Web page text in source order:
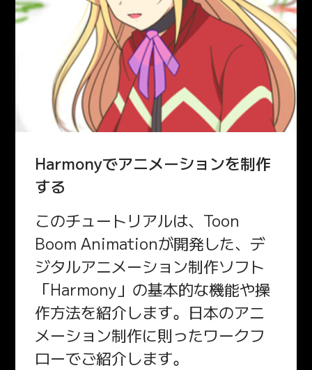
Harmonyでアニメーションを制作
する
このチュートリアルは、Toon
Boom Animationが開発した、デ
ジタルアニメーション制作ソフト
「Harmony」の基本的な機能や操
作方法を紹介します。日本のアニ
メーション制作に則ったワークフ
ローでご紹介します。